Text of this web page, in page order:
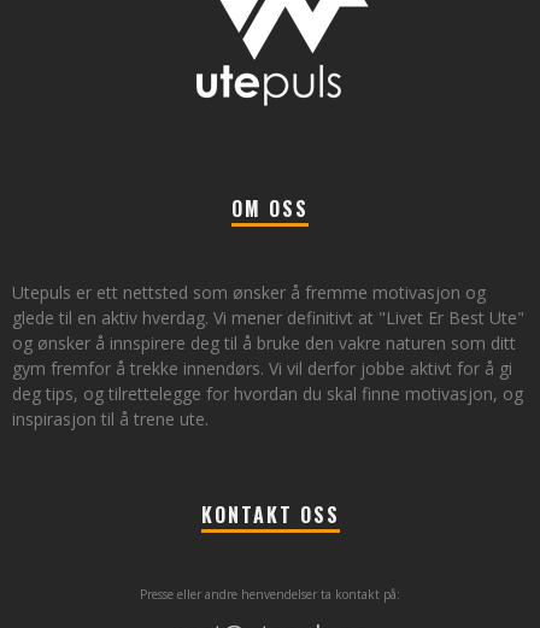
OM OSS
Utepuls er ett nettsted som ønsker å fremme motivasjon og
glede til en aktiv hverdag. Vi mener definitivt at "Livet Er Best Ute"
og ønsker å innspirere deg til å bruke den vakre naturen som ditt
gym fremfor å trekke innendørs. Vi vil derfor jobbe aktivt for å gi
deg tips, og tilrettelegge for hvordan du skal finne motivasjon, og
inspirasjon til å trene ute.
KONTAKT OSS
Presse eller andre henvendelser ta kontakt på: